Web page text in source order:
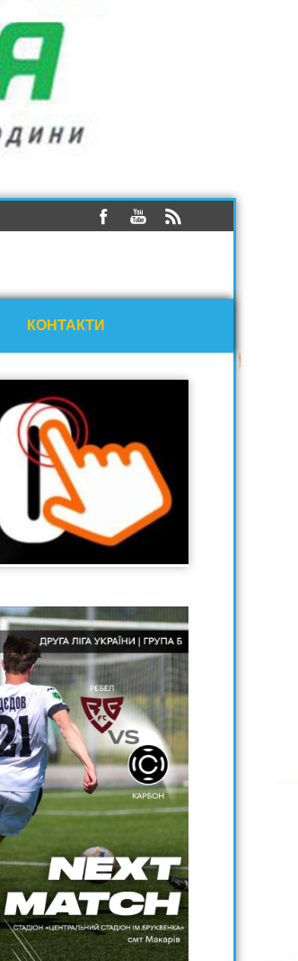
КОНТАКТИ